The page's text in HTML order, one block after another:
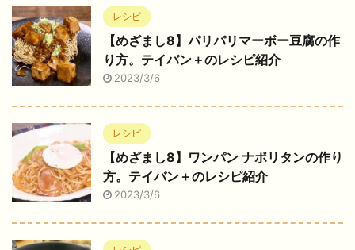
レシピ
【めざまし8】パリパリマーボー豆腐の作
り方。テイバン＋のレシピ紹介
2023/3/6
レシピ
【めざまし8】ワンパン ナポリタンの作り
方。テイバン＋のレシピ紹介
2023/3/6